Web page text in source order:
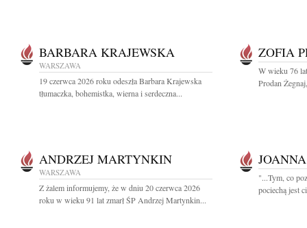
BARBARA KRAJEWSKA
WARSZAWA
19 czerwca 2026 roku odeszła Barbara Krajewska
tłumaczka, bohemistka, wierna i serdeczna...
ZOFIA
W wieku 76
Prodan
ANDRZEJ MARTYNKIN
WARSZAWA
Z żalem informujemy, że w dniu 20 czerwca 2026
roku w wieku 91 lat zmarł ŚP Andrzej Martynkin...
"...Tym, co
pociechą jest